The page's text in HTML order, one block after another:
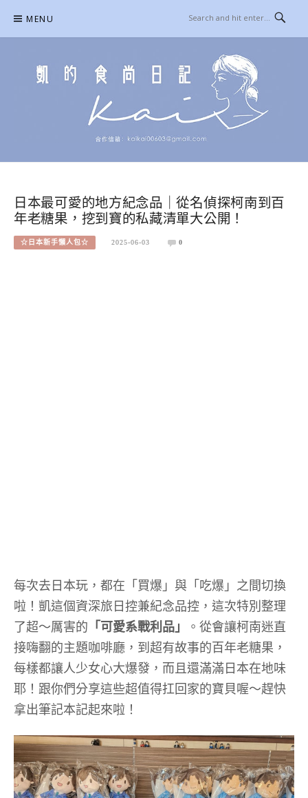
content
MENU
日本最可愛的地方紀念品｜從名偵探柯南到百
年老糖果，挖到寶的私藏清單大公開！
☆日本新手懶人包☆ 2025-06-03 0
每次去日本玩，都在「買爆」與「吃爆」之間切換
啦！凱這個資深旅日控兼紀念品控，這次特別整理
了超～厲害的 「可愛系戰利品」
。從會讓柯南迷直
接嗨翻的主題咖啡廳，到超有故事的百年老糖果，
每樣都讓人少女心大爆發，而且還滿滿日本在地味
耶！跟你們分享這些超值得扛回家的寶貝喔～趕快
拿出筆記本記起來啦！